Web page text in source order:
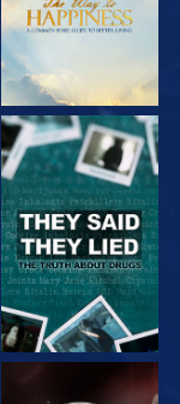
KIJK